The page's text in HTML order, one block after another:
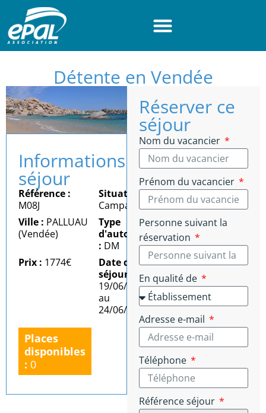
Détente en Vendée
Informations
séjour
Référence :
M08J
Situation :
Campagne
Ville : PALLUAU
(Vendée)
Type
d'autonomie
: DM
Prix : 1774€
Date du
séjour :
Du
19/06/2026
au
24/06/2026
Places
disponibles
: 0
Réserver ce
séjour
Nom du vacancier
Prénom du vacancier
Personne suivant la
réservation
En qualité de
Adresse e-mail
Téléphone
Référence séjour
Panneau de gestion des cookies